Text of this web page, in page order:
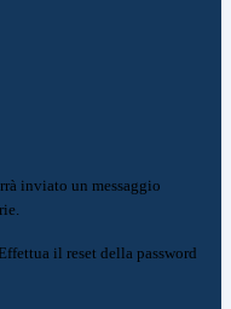
inviato un messaggio
il reset della password